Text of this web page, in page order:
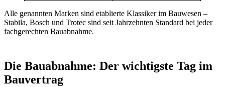
Alle genannten Marken sind etablierte Klassiker im Bauwesen –
Stabila, Bosch und Trotec sind seit Jahrzehnten Standard bei jeder
fachgerechten Bauabnahme.
Die Bauabnahme: Der wichtigste Tag im
Bauvertrag